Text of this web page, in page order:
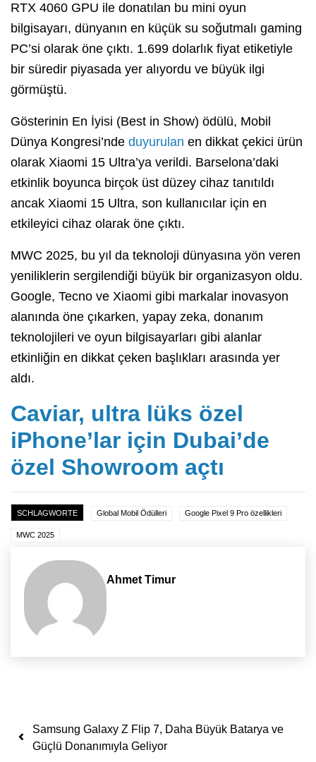
RTX 4060 GPU ile donatılan bu mini oyun
bilgisayarı, dünyanın en küçük su soğutmalı gaming
PC’si olarak öne çıktı. 1.699 dolarlık fiyat etiketiyle
bir süredir piyasada yer alıyordu ve büyük ilgi
görmüştü.
Gösterinin En İyisi (Best in Show) ödülü, Mobil
Dünya Kongresi’nde duyurulan en dikkat çekici ürün
olarak Xiaomi 15 Ultra’ya verildi. Barselona’daki
etkinlik boyunca birçok üst düzey cihaz tanıtıldı
ancak Xiaomi 15 Ultra, son kullanıcılar için en
etkileyici cihaz olarak öne çıktı.
MWC 2025, bu yıl da teknoloji dünyasına yön veren
yeniliklerin sergilendiği büyük bir organizasyon oldu.
Google, Tecno ve Xiaomi gibi markalar inovasyon
alanında öne çıkarken, yapay zeka, donanım
teknolojileri ve oyun bilgisayarları gibi alanlar
etkinliğin en dikkat çeken başlıkları arasında yer
aldı.
Caviar, ultra lüks özel
iPhone’lar için Dubai’de
özel Showroom açtı
SCHLAGWORTE Global Mobil Ödülleri Google Pixel 9 Pro özellikleri
MWC 2025
Ahmet Timur
Yazı dolaşımı
Samsung Galaxy Z Flip 7, Daha Büyük Batarya ve
Güçlü Donanımıyla Geliyor